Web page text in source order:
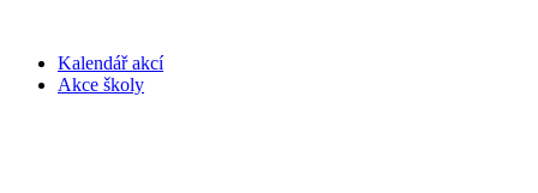
Kalendář akcí
Akce školy